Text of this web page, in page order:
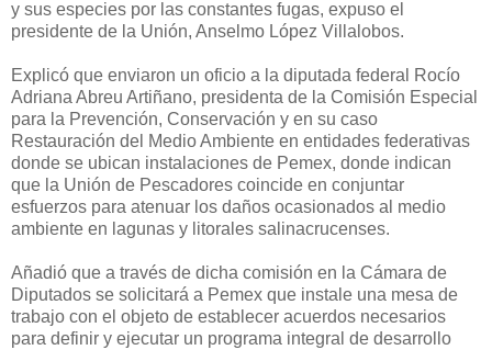
y sus especies por las constantes fugas, expuso el
presidente de la Unión, Anselmo López Villalobos.
Explicó que enviaron un oficio a la diputada federal Rocío
Adriana Abreu Artiñano, presidenta de la Comisión Especial
para la Prevención, Conservación y en su caso
Restauración del Medio Ambiente en entidades federativas
donde se ubican instalaciones de Pemex, donde indican
que la Unión de Pescadores coincide en conjuntar
esfuerzos para atenuar los daños ocasionados al medio
ambiente en lagunas y litorales salinacrucenses.
Añadió que a través de dicha comisión en la Cámara de
Diputados se solicitará a Pemex que instale una mesa de
trabajo con el objeto de establecer acuerdos necesarios
para definir y ejecutar un programa integral de desarrollo